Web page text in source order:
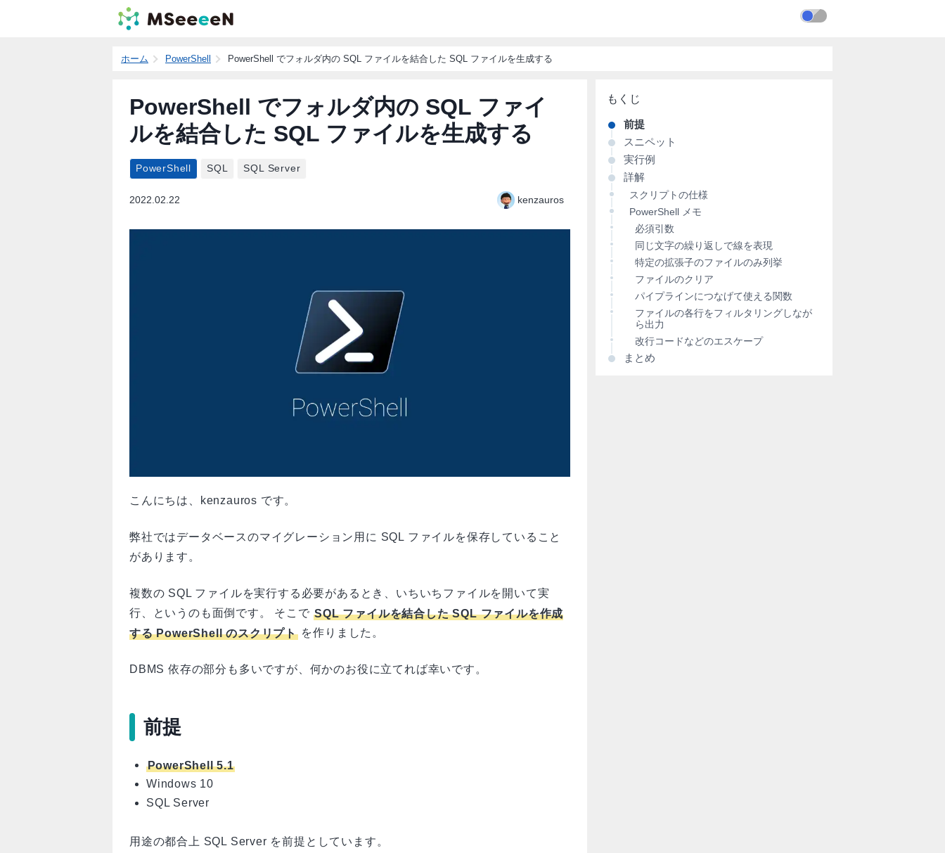
ホーム PowerShell PowerShell でフォルダ内の SQL ファイルを結合した SQL ファイルを生成する
PowerShell でフォルダ内の SQL ファイ
ルを結合した SQL ファイルを生成する
PowerShell SQL SQL Server
2022.02.22 kenzauros
こんにちは、kenzauros です。
弊社ではデータベースのマイグレーション用に SQL ファイルを保存していること
があります。
複数の SQL ファイルを実行する必要があるとき、いちいちファイルを開いて実
行、というのも面倒です。 そこで SQL ファイルを結合した SQL ファイルを作成
する PowerShell のスクリプトを作りました。
DBMS 依存の部分も多いですが、何かのお役に立てれば幸いです。
前提
PowerShell 5.1
Windows 10
SQL Server
用途の都合上 SQL Server を前提としています。
前提
スニペット
実行例
詳解
スクリプトの仕様
PowerShell メモ
必須引数
同じ文字の繰り返しで線を表現
特定の拡張子のファイルのみ列挙
ファイルのクリア
パイプラインにつなげて使える関数
ファイルの各行をフィルタリングしなが
ら出力
改行コードなどのエスケープ
まとめ